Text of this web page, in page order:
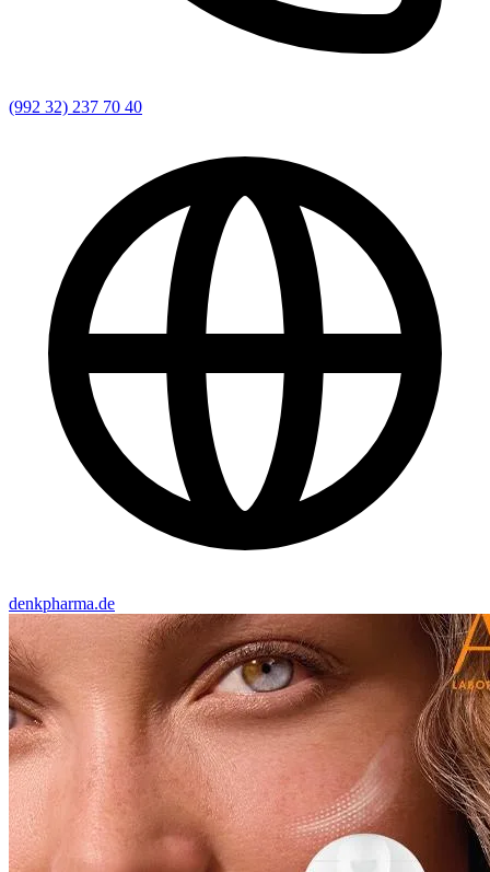
(992 32) 237 70 40
denkpharma.de